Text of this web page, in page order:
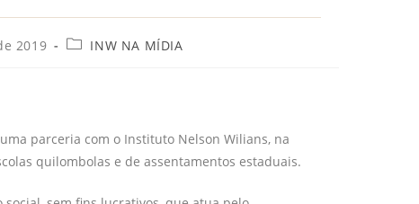
2019 INW NA MÍDIA
parceria com o Instituto Nelson Wilians, na
quilombolas e de assentamentos estaduais.